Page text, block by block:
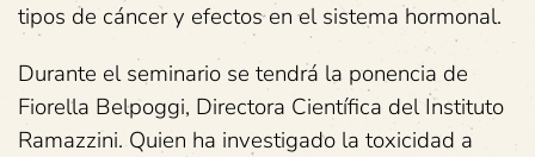
tipos de cáncer y efectos en el sistema hormonal.
Durante el seminario se tendrá la ponencia de
Fiorella Belpoggi, Directora Científica del Instituto
Ramazzini. Quien ha investigado la toxicidad a